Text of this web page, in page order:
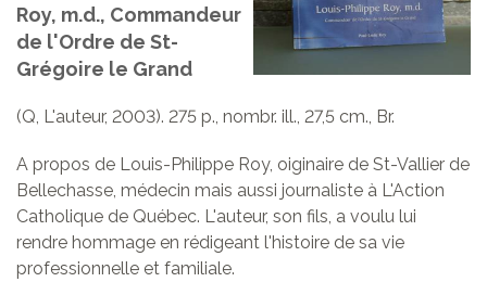
Roy, m.d., Commandeur
de l'Ordre de St-
Grégoire le Grand
(Q, L'auteur, 2003). 275 p., nombr. ill., 27,5 cm., Br.
A propos de Louis-Philippe Roy, oiginaire de St-Vallier de
Bellechasse, médecin mais aussi journaliste à L'Action
Catholique de Québec. L'auteur, son fils, a voulu lui
rendre hommage en rédigeant l'histoire de sa vie
professionnelle et familiale.